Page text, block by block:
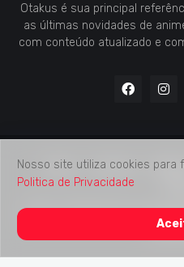
Otakus é sua principal
as últimas novidades de
com conteúdo atualizado e
Home Contato Midia
Nosso site utiliza cookies para
Politica de Privacidade